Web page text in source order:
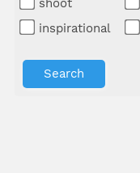
shoot
inspirational